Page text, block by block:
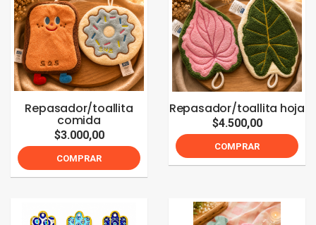
Repasador/toallita
comida
$3.000,00
COMPRAR
Repasador/toallita hoja
$4.500,00
COMPRAR